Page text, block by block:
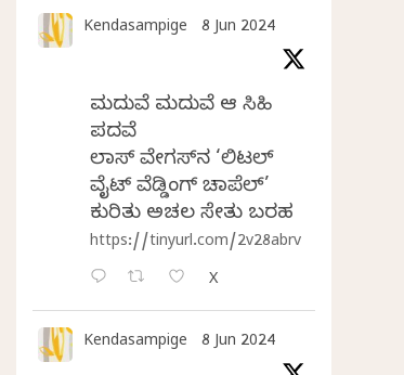
Kendasampige 8 Jun 2024
ಮದುವೆ ಮದುವೆ ಆ ಸಿಹಿ
ಪದವೆ
ಲಾಸ್‌ ವೇಗಸ್‌ನ ‘ಲಿಟಲ್
ವೈಟ್ ವೆಡ್ಡಿಂಗ್ ಚಾಪೆಲ್’
ಕುರಿತು ಅಚಲ ಸೇತು ಬರಹ
https://tinyurl.com/2v28abrv
X
Kendasampige 8 Jun 2024